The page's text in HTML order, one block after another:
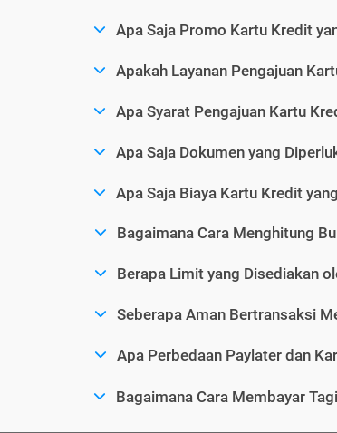
Apa Saja Promo Kartu Kredit
Apakah Layanan Pengajuan
Apa Syarat Pengajuan Kartu
Apa Saja Dokumen yang
Apa Saja Biaya Kartu Kredit
Bagaimana Cara Menghitung
Berapa Limit yang Disediakan
Seberapa Aman Bertransaksi
Apa Perbedaan Paylater dan
Bagaimana Cara Membayar